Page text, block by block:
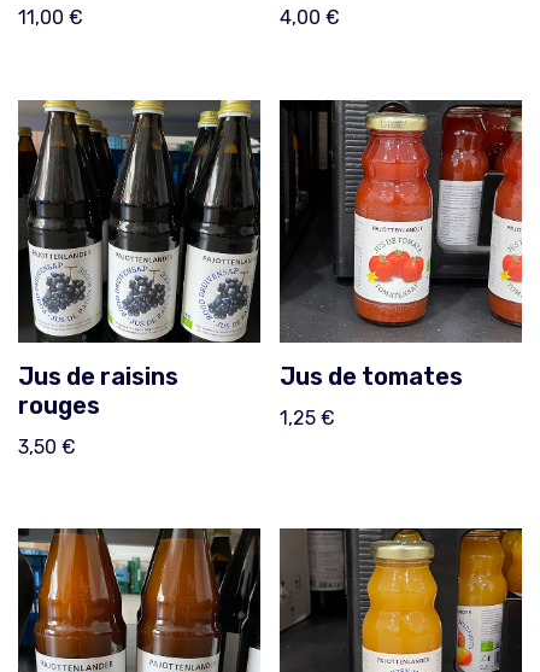
11,00 € 4,00€
Jus de raisins
rouges
3,50 €
Jus de tomates
1,25€